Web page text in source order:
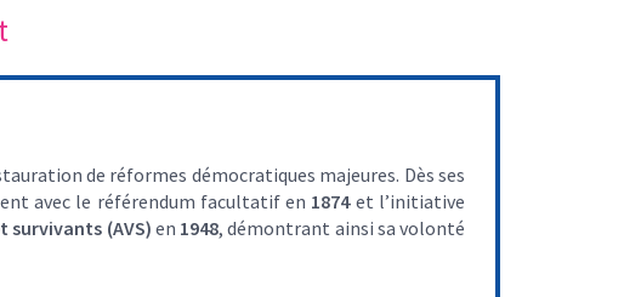
de réformes démocratiques majeures. Dès ses
avec le référendum facultatif en 1874et l’initiative
survivants (AVS) en 1948, démontrant ainsi sa volonté